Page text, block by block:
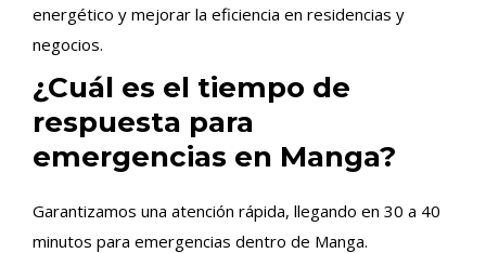
energético y mejorar la eficiencia en residencias y
negocios.
¿Cuál es el tiempo de
respuesta para
emergencias en Manga?
Garantizamos una atención rápida, llegando en 30 a 40
minutos para emergencias dentro de Manga.